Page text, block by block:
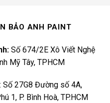
BẢO ANH PAINT
Số 674/2E Xô Viết Nghệ
Mỹ Tây, TPHCM
: Số 27G8 Đường số 4A,
1, P. Bình Hoà, TP.HCM